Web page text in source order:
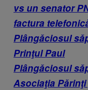
vs un senator
factura
Plângăciosul
Prinţul Paul
Plângăciosul
Asociaţia